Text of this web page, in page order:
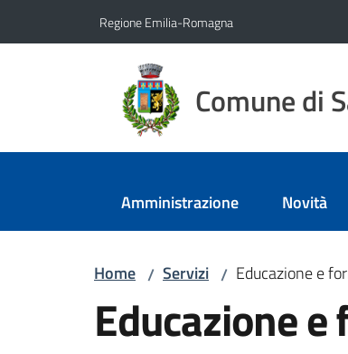
Regione Emilia-Romagna
Comune di
Amministrazione Novità
Home / Servizi / Educazione e
Educazione